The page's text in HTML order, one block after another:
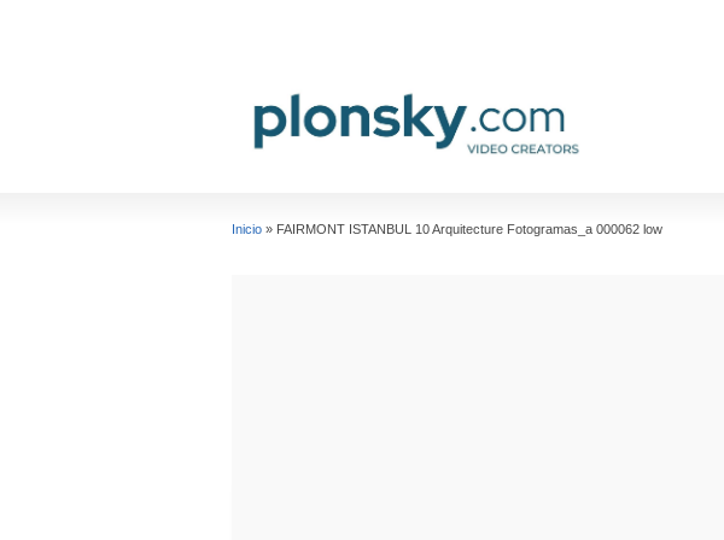
Inicio » FAIRMONT ISTANBUL 10 Arquitecture Fotogramas_a 000062 low